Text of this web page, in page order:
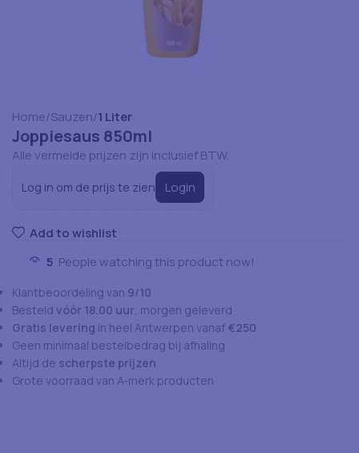
Home Sauzen 1 Liter
Joppiesaus 850ml
Alle vermelde prijzen zijn inclusief BTW.
Log in om de prijs te zien Login
Add to wishlist
5 People watching this product now!
Klantbeoordeling van 9/10
Besteld vóór 18.00 uur, morgen geleverd
Gratis levering in heel Antwerpen vanaf €250
Geen minimaal bestelbedrag bij afhaling
Altijd de scherpste prijzen
Grote voorraad van A-merk producten